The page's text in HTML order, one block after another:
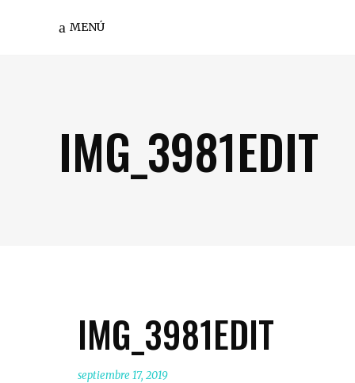
MENÚ
IMG_3981EDIT
IMG_3981EDIT
septiembre 17, 2019